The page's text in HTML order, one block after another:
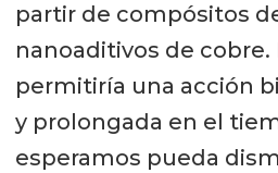
partir de compósitos
nanoaditivos de
permitiría una acción
y prolongada en el
esperamos pueda